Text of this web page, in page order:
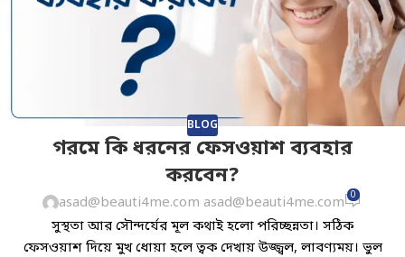
BLOG
গরমে কি ধরনের ফেসওয়াশ ব্যবহার
করবেন?
asad@beauti4me.com asad@beauti4me.com 0
সুস্থতা আর সৌন্দর্যের মূল কথাই হলো পরিচ্ছন্নতা। সঠিক
ফেসওয়াশ দিয়ে মুখ ধোয়া হলে ত্বক দেখায় উজ্জ্বল, লাবণ্যময়। ভুল